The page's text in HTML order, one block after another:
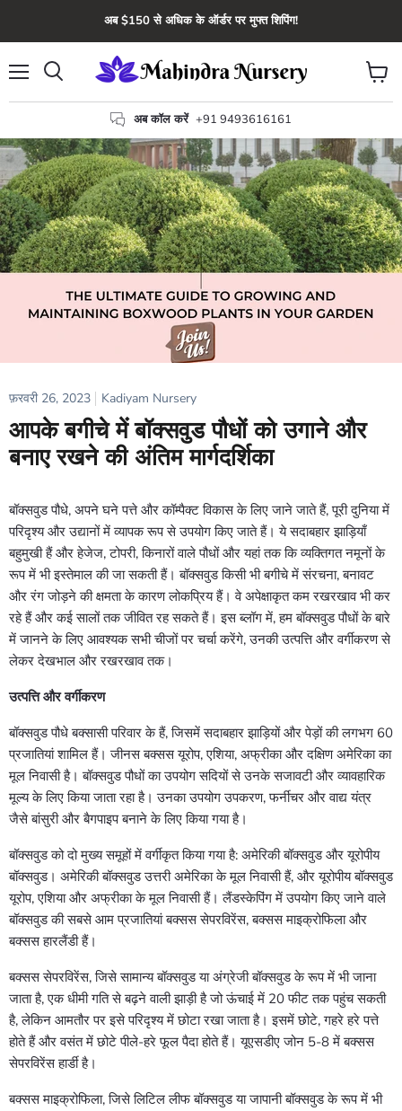
अब $150 से अधिक के ऑर्डर पर मुफ्त शिपिंग!
अब कॉल करें +91 9493616161
कार्ट
देंखे
फ़रवरी 26, 2023 Kadiyam Nursery
आपके बगीचे में बॉक्सवुड पौधों को उगाने और
बनाए रखने की अंतिम मार्गदर्शिका
बॉक्सवुड पौधे, अपने घने पत्ते और कॉम्पैक्ट विकास के लिए जाने जाते हैं, पूरी दुनिया में
परिदृश्य और उद्यानों में व्यापक रूप से उपयोग किए जाते हैं। ये सदाबहार झाड़ियाँ
बहुमुखी हैं और हेजेज, टोपरी, किनारों वाले पौधों और यहां तक ​​​​कि व्यक्तिगत नमूनों के
रूप में भी इस्तेमाल की जा सकती हैं। बॉक्सवुड किसी भी बगीचे में संरचना, बनावट
और रंग जोड़ने की क्षमता के कारण लोकप्रिय हैं। वे अपेक्षाकृत कम रखरखाव भी कर
रहे हैं और कई सालों तक जीवित रह सकते हैं। इस ब्लॉग में, हम बॉक्सवुड पौधों के बारे
में जानने के लिए आवश्यक सभी चीजों पर चर्चा करेंगे, उनकी उत्पत्ति और वर्गीकरण से
लेकर देखभाल और रखरखाव तक।
उत्पत्ति और वर्गीकरण
बॉक्सवुड पौधे बक्सासी परिवार के हैं, जिसमें सदाबहार झाड़ियों और पेड़ों की लगभग 60
प्रजातियां शामिल हैं। जीनस बक्सस यूरोप, एशिया, अफ्रीका और दक्षिण अमेरिका का
मूल निवासी है। बॉक्सवुड पौधों का उपयोग सदियों से उनके सजावटी और व्यावहारिक
मूल्य के लिए किया जाता रहा है। उनका उपयोग उपकरण, फर्नीचर और वाद्य यंत्र
जैसे बांसुरी और बैगपाइप बनाने के लिए किया गया है।
बॉक्सवुड को दो मुख्य समूहों में वर्गीकृत किया गया है: अमेरिकी बॉक्सवुड और यूरोपीय
बॉक्सवुड। अमेरिकी बॉक्सवुड उत्तरी अमेरिका के मूल निवासी हैं, और यूरोपीय बॉक्सवुड
यूरोप, एशिया और अफ्रीका के मूल निवासी हैं। लैंडस्केपिंग में उपयोग किए जाने वाले
बॉक्सवुड की सबसे आम प्रजातियां बक्सस सेपरविरेंस, बक्सस माइक्रोफिला और
बक्सस हारलैंडी हैं।
बक्सस सेपरविरेंस, जिसे सामान्य बॉक्सवुड या अंग्रेजी बॉक्सवुड के रूप में भी जाना
जाता है, एक धीमी गति से बढ़ने वाली झाड़ी है जो ऊंचाई में 20 फीट तक पहुंच सकती
है, लेकिन आमतौर पर इसे परिदृश्य में छोटा रखा जाता है। इसमें छोटे, गहरे हरे पत्ते
होते हैं और वसंत में छोटे पीले-हरे फूल पैदा होते हैं। यूएसडीए जोन 5-8 में बक्सस
सेपरविरेंस हार्डी है।
बक्सस माइक्रोफिला, जिसे लिटिल लीफ बॉक्सवुड या जापानी बॉक्सवुड के रूप में भी